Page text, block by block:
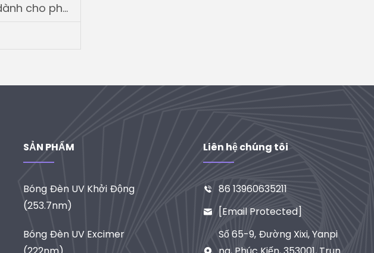
của thủy thủ
SẢN PHẨM
Bóng Đèn UV Khởi Động
(253.7nm)
Bóng Đèn UV Excimer
Liên hệ chúng tôi
 86 13960635211
 [email Protected]
Số 65-9, Đường Xixi, Yanpi